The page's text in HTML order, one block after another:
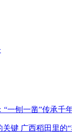
“一刨一凿”传承千
关键 广西稻田里的